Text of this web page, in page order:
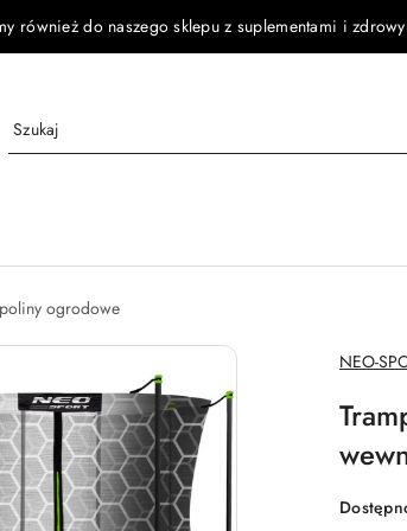
również do naszego sklepu z suplementami i
ogrodowe
NAZWA
NEO-